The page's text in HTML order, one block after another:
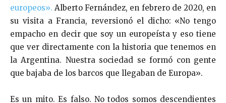
europeos». Alberto Fernández, en febrero de 2020, en
su visita a Francia, reversionó el dicho: «No tengo
empacho en decir que soy un europeísta y eso tiene
que ver directamente con la historia que tenemos en
la Argentina. Nuestra sociedad se formó con gente
que bajaba de los barcos que llegaban de Europa».
Es un mito. Es falso. No todos somos descendientes